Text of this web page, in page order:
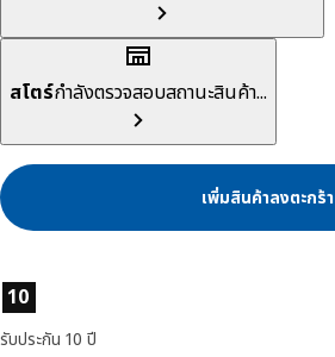
สโตร์กำลังตรวจสอบสถานะสินค้า...
เพิ่มสินค้าลงตะกร้า
ลักษณะสินค้า
10
รับประกัน 10 ปี